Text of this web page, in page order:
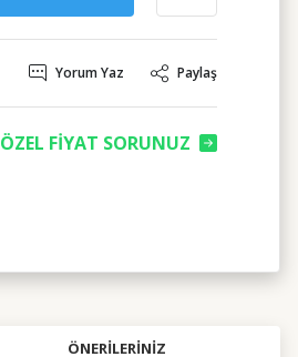
Yorum Yaz Paylaş
ÖZEL FİYAT SORUNUZ
ÖNERILERINIZ